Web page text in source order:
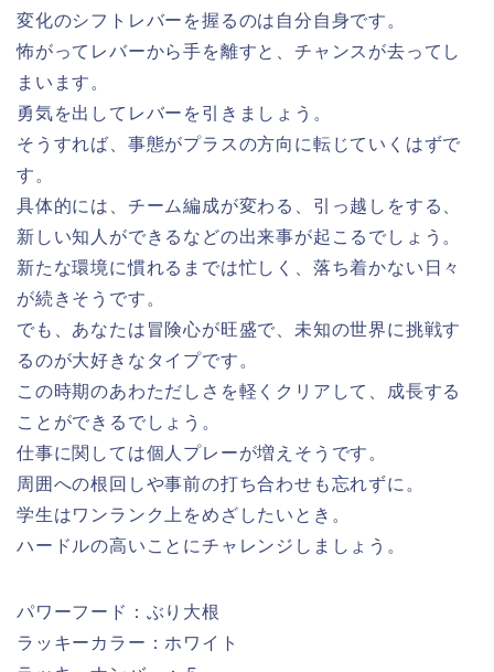
変化のシフトレバーを握るのは自分自身です。
怖がってレバーから手を離すと、チャンスが去ってし
まいます。
勇気を出してレバーを引きましょう。
そうすれば、事態がプラスの方向に転じていくはずで
す。
具体的には、チーム編成が変わる、引っ越しをする、
新しい知人ができるなどの出来事が起こるでしょう。
新たな環境に慣れるまでは忙しく、落ち着かない日々
が続きそうです。
でも、あなたは冒険心が旺盛で、未知の世界に挑戦す
るのが大好きなタイプです。
この時期のあわただしさを軽くクリアして、成長する
ことができるでしょう。
仕事に関しては個人プレーが増えそうです。
周囲への根回しや事前の打ち合わせも忘れずに。
学生はワンランク上をめざしたいとき。
ハードルの高いことにチャレンジしましょう。
パワーフード：ぶり大根
ラッキーカラー：ホワイト